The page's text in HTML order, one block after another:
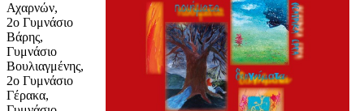
Αχαρνών,
2o Γυμνάσιο
Βάρης,
Γυμνάσιο
Βουλιαγμένης,
2o Γυμνάσιο
Γέρακα,